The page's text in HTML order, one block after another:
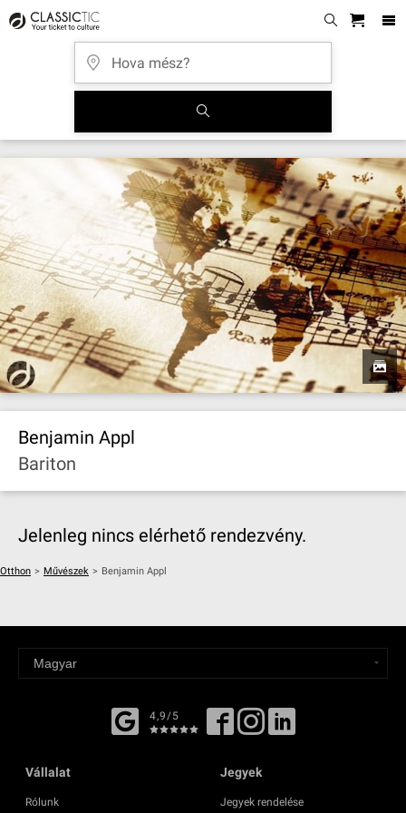
Benjamin Appl
Bariton
Jelenleg nincs elérhető rendezvény.
Otthon > Művészek > Benjamin Appl
4,9/5
Vállalat
Rólunk
Jegyek
Jegyek rendelése